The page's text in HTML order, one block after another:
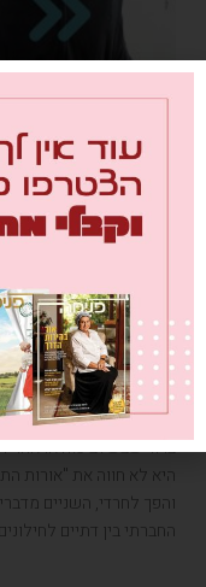
לא שחור ולבן:
חיים באהבה
מאת ליאת יוסף 2021
כשעמית החל להתקרב
בלב תקווה שהוא יתעשת
ברור שבשלב כזה או אחר
היא לא חווה את "אורות
והפך לחרדי, השניים
החברתי בין דתיים